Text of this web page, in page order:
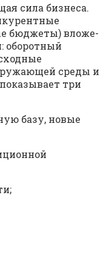
сила бизнеса.
бюджеты) вложе-
оборотный
среды и
три
базу, новые